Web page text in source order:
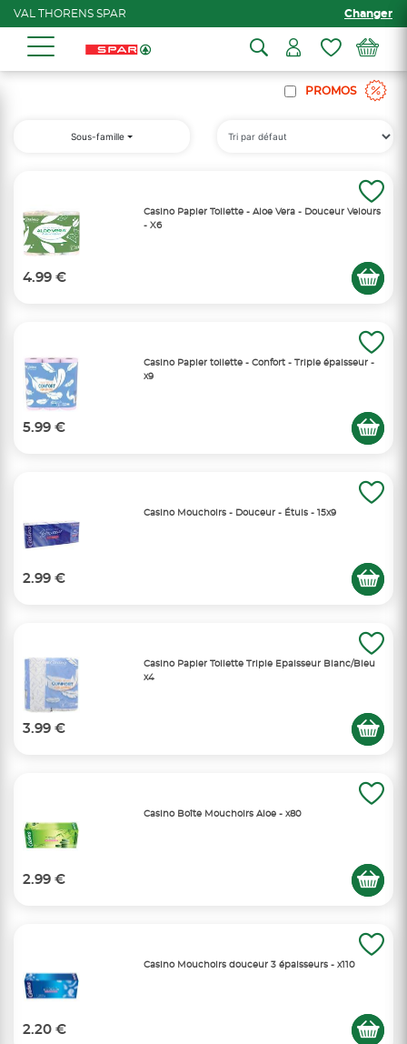
VAL THORENS SPAR Changer
PROMOS
Sous-famille
Casino Papier Toilette - Aloe Vera - Douceur Velours
- X6
4.99 €
Casino Papier toilette - Confort - Triple épaisseur -
x9
5.99 €
Casino Mouchoirs - Douceur - Étuis - 15x9
2.99 €
Casino Papier Toilette Triple Epaisseur Blanc/Bleu
x4
3.99 €
Casino Boîte Mouchoirs Aloe - x80
2.99 €
Casino Mouchoirs douceur 3 épaisseurs - x110
2.20 €